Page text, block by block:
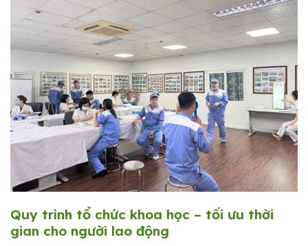
Quy trình tổ chức khoa học – tối ưu thời
gian cho người lao động